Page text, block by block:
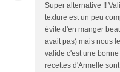
Super alternative !!
texture est un peu
évite d'en manger
avait pas) mais nous
valide c'est une
recettes d'Armelle